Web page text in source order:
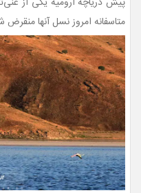
متاسفانه امروز نسل آنها